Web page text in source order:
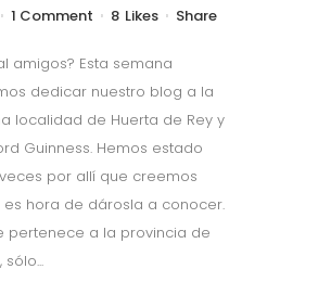
1 Comment 8 Likes Share
amigos? Esta semana
dedicar nuestro blog a la
localidad de Huerta de Rey y
Guinness. Hemos estado
por allí que creemos
es hora de dárosla a conocer.
pertenece a la provincia de
sólo...